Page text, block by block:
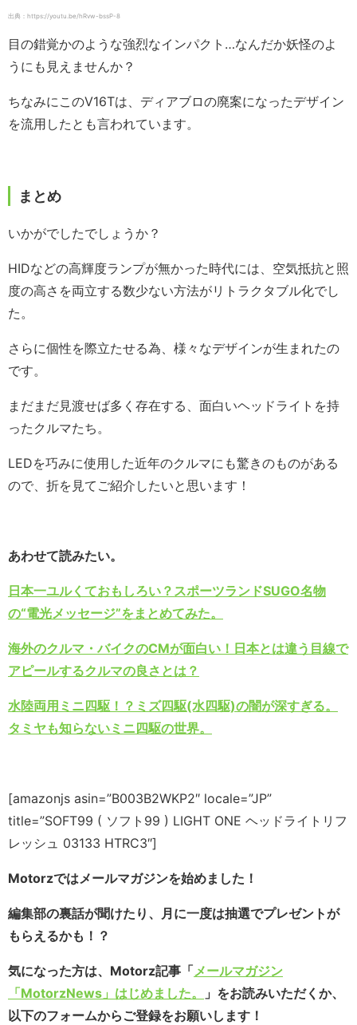
出典：https://youtu.be/hRvw-bssP-8
目の錯覚かのような強烈なインパクト…なんだか妖怪のよ
うにも見えませんか？
ちなみにこのV16Tは、ディアブロの廃案になったデザイン
を流用したとも言われています。
まとめ
いかがでしたでしょうか？
HIDなどの高輝度ランプが無かった時代には、空気抵抗と照
度の高さを両立する数少ない方法がリトラクタブル化でし
た。
さらに個性を際立たせる為、様々なデザインが生まれたの
です。
まだまだ見渡せば多く存在する、面白いヘッドライトを持
ったクルマたち。
LEDを巧みに使用した近年のクルマにも驚きのものがある
ので、折を見てご紹介したいと思います！
あわせて読みたい。
日本一ユルくておもしろい？スポーツランドSUGO名物
の“電光メッセージ”をまとめてみた。
海外のクルマ・バイクのCMが面白い！日本とは違う目線で
アピールするクルマの良さとは？
水陸両用ミニ四駆！？ミズ四駆(水四駆)の闇が深すぎる。
タミヤも知らないミニ四駆の世界。
[amazonjs asin=”B003B2WKP2″ locale=”JP”
title=”SOFT99 ( ソフト99 ) LIGHT ONE ヘッドライトリフ
レッシュ 03133 HTRC3″]
Motorzではメールマガジンを始めました！
編集部の裏話が聞けたり、月に一度は抽選でプレゼントが
もらえるかも！？
気になった方は、Motorz記事「メールマガジン
「MotorzNews」はじめました。
」をお読みいただくか、
以下のフォームからご登録をお願いします！